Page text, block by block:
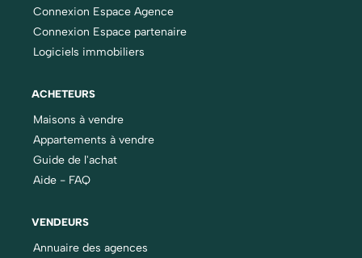
Connexion Espace Agence
Connexion Espace partenaire
Logiciels immobiliers
ACHETEURS
Maisons à vendre
Appartements à vendre
Guide de l'achat
Aide - FAQ
VENDEURS
Annuaire des agences